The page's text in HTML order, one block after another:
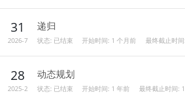
31
2026-7
递归
状态: 已结束 开始时间: 1 个月前 最终截止时间:
28
2025-2
动态规划
状态: 已结束 开始时间: 1 年前 最终截止时间: